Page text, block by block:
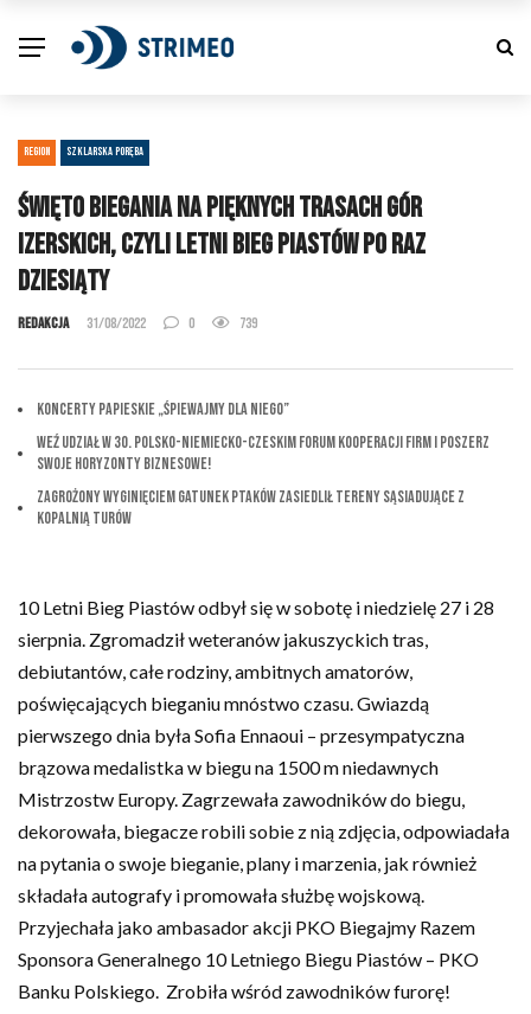
REGION SZKLARSKA PORĘBA
Święto biegania na pięknych trasach Gór
Izerskich, czyli Letni Bieg Piastów po raz
dziesiąty
Redakcja 31/08/2022 0 739
Koncerty Papieskie „Śpiewajmy dla Niego”
Weź udział w 30. Polsko-Niemiecko-Czeskim Forum Kooperacji Firm i Poszerz
Swoje Horyzonty Biznesowe!
Zagrożony wyginięciem gatunek ptaków zasiedlił tereny sąsiadujące z
Kopalnią Turów
10 Letni Bieg Piastów odbył się w sobotę i niedzielę 27 i 28
sierpnia. Zgromadził weteranów jakuszyckich tras,
debiutantów, całe rodziny, ambitnych amatorów,
poświęcających bieganiu mnóstwo czasu. Gwiazdą
pierwszego dnia była Sofia Ennaoui – przesympatyczna
brązowa medalistka w biegu na 1500 m niedawnych
Mistrzostw Europy. Zagrzewała zawodników do biegu,
dekorowała, biegacze robili sobie z nią zdjęcia, odpowiadała
na pytania o swoje bieganie, plany i marzenia, jak również
składała autografy i promowała służbę wojskową.
Przyjechała jako ambasador akcji PKO Biegajmy Razem
Sponsora Generalnego 10 Letniego Biegu Piastów – PKO
Banku Polskiego. Zrobiła wśród zawodników furorę!